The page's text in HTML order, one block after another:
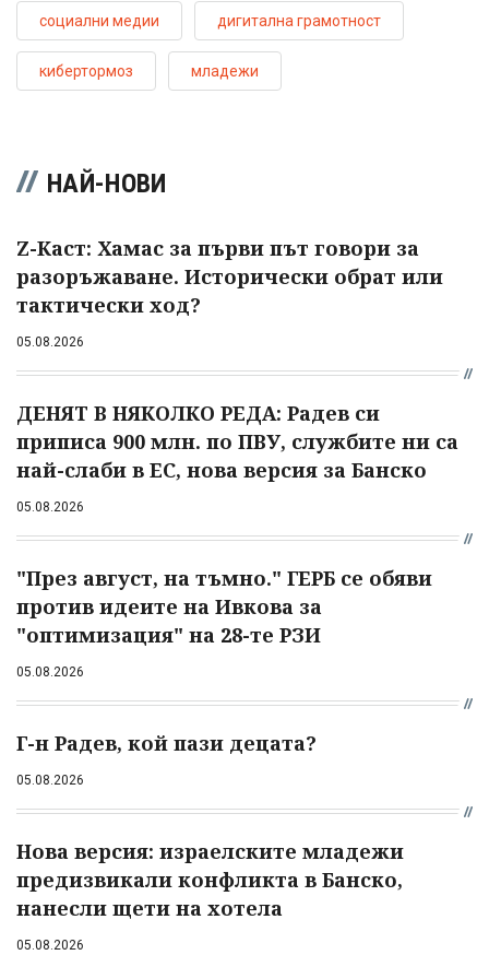
социални медии дигитална грамотност
кибертормоз младежи
НАЙ-НОВИ
Z-Каст: Хамас за първи път говори за
разоръжаване. Исторически обрат или
тактически ход?
05.08.2026
ДЕНЯТ В НЯКОЛКО РЕДА: Радев си
приписа 900 млн. по ПВУ, службите ни са
най-слаби в ЕС, нова версия за Банско
05.08.2026
"През август, на тъмно." ГЕРБ се обяви
против идеите на Ивкова за
"оптимизация" на 28-те РЗИ
05.08.2026
Г-н Радев, кой пази децата?
05.08.2026
Нова версия: израелските младежи
предизвикали конфликта в Банско,
нанесли щети на хотела
05.08.2026